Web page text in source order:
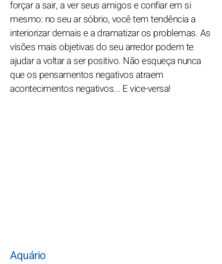
forçar a sair, a ver seus amigos e confiar em si
mesmo: no seu ar sóbrio, você tem tendência a
interiorizar demais e a dramatizar os problemas. As
visões mais objetivas do seu arredor podem te
ajudar a voltar a ser positivo. Não esqueça nunca
que os pensamentos negativos atraem
acontecimentos negativos... E vice-versa!
Aquário